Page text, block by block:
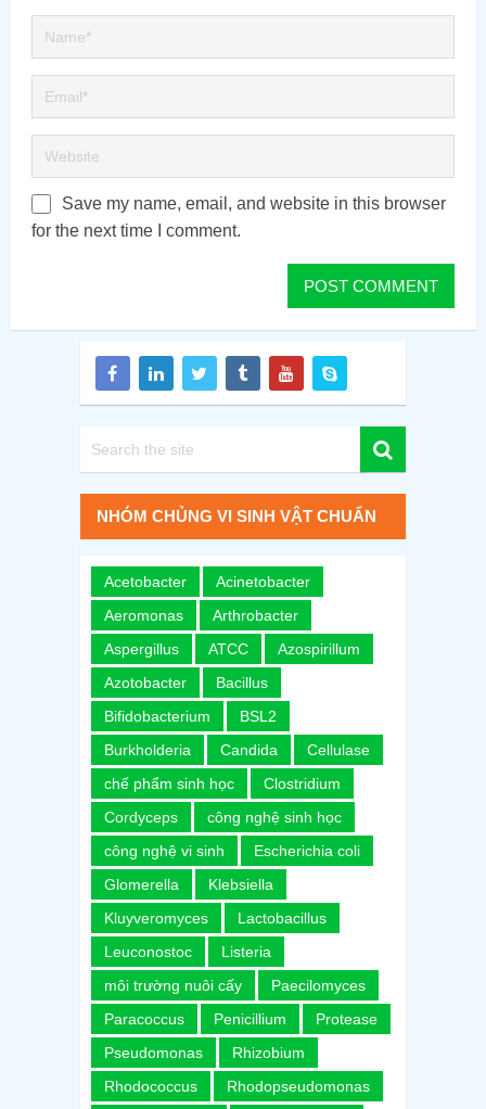
Save my name, email, and website in this browser
for the next time I comment.
NHÓM CHỦNG VI SINH VẬT CHUẨN
Acetobacter
Acinetobacter
Aeromonas
Arthrobacter
Aspergillus
ATCC
Azospirillum
Azotobacter
Bacillus
Bifidobacterium
BSL2
Burkholderia
Candida
Cellulase
chế phẩm sinh học
Clostridium
Cordyceps
công nghệ sinh học
công nghệ vi sinh
Escherichia coli
Glomerella
Klebsiella
Kluyveromyces
Lactobacillus
Leuconostoc
Listeria
môi trường nuôi cấy
Paecilomyces
Paracoccus
Penicillium
Protease
Pseudomonas
Rhizobium
Rhodococcus
Rhodopseudomonas